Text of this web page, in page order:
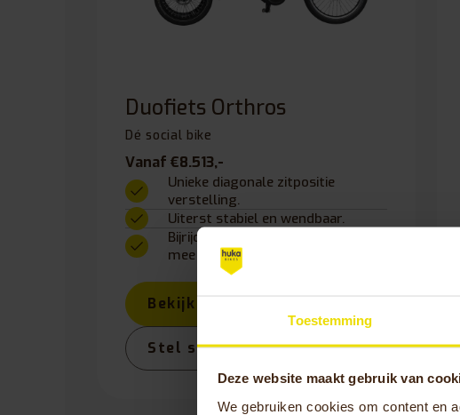
Toestemming
Deze website maakt gebruik van
We gebruiken cookies om content en
Duofiets Orthros
Dé social bike
Vanaf €8.513,-
Unieke diagonale zitpositie
verstelling.
Uiterst stabiel en wendbaar.
Bijrijder kan actief, passief of niet
mee trappen.
Bekijk product
Stel samen